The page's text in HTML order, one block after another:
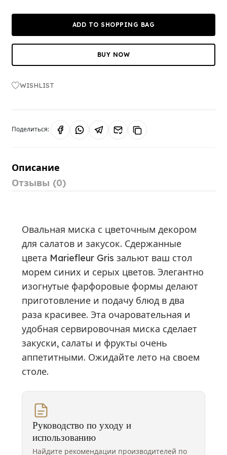
ADD TO SHOPPING BAG
BUY NOW
WISHLIST
Поделиться:
Описание
Отзывы (0)
Овальная миска с цветочным декором
для салатов и закусок. Сдержанные
цвета Mariefleur Gris зальют ваш стол
морем синих и серых цветов. Элегантно
изогнутые фарфоровые формы делают
приготовление и подачу блюд в два
раза красивее. Эта очаровательная и
удобная сервировочная миска сделает
закуски, салаты и фрукты очень
аппетитными. Ожидайте лето на своем
столе.
Руководство по уходу и
использованию
Найдите рекомендации производителей по